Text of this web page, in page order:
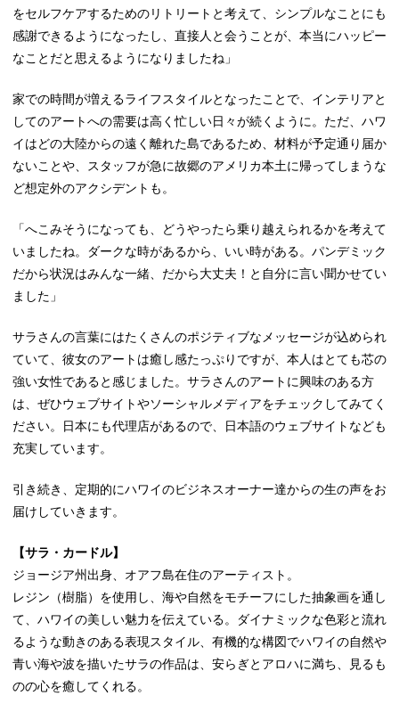
をセルフケアするためのリトリートと考えて、シンプルなことにも
感謝できるようになったし、直接人と会うことが、本当にハッピー
なことだと思えるようになりましたね」
家での時間が増えるライフスタイルとなったことで、インテリアと
してのアートへの需要は高く忙しい日々が続くように。ただ、ハワ
イはどの大陸からの遠く離れた島であるため、材料が予定通り届か
ないことや、スタッフが急に故郷のアメリカ本土に帰ってしまうな
ど想定外のアクシデントも。
「へこみそうになっても、どうやったら乗り越えられるかを考えて
いましたね。ダークな時があるから、いい時がある。パンデミック
だから状況はみんな一緒、だから大丈夫！と自分に言い聞かせてい
ました」
サラさんの言葉にはたくさんのポジティブなメッセージが込められ
ていて、彼女のアートは癒し感たっぷりですが、本人はとても芯の
強い女性であると感じました。サラさんのアートに興味のある方
は、ぜひウェブサイトやソーシャルメディアをチェックしてみてく
ださい。日本にも代理店があるので、日本語のウェブサイトなども
充実しています。
引き続き、定期的にハワイのビジネスオーナー達からの生の声をお
届けしていきます。
【サラ・カードル】
ジョージア州出身、オアフ島在住のアーティスト。
レジン（樹脂）を使用し、海や自然をモチーフにした抽象画を通し
て、ハワイの美しい魅力を伝えている。ダイナミックな色彩と流れ
るような動きのある表現スタイル、有機的な構図でハワイの自然や
青い海や波を描いたサラの作品は、安らぎとアロハに満ち、見るも
のの心を癒してくれる。